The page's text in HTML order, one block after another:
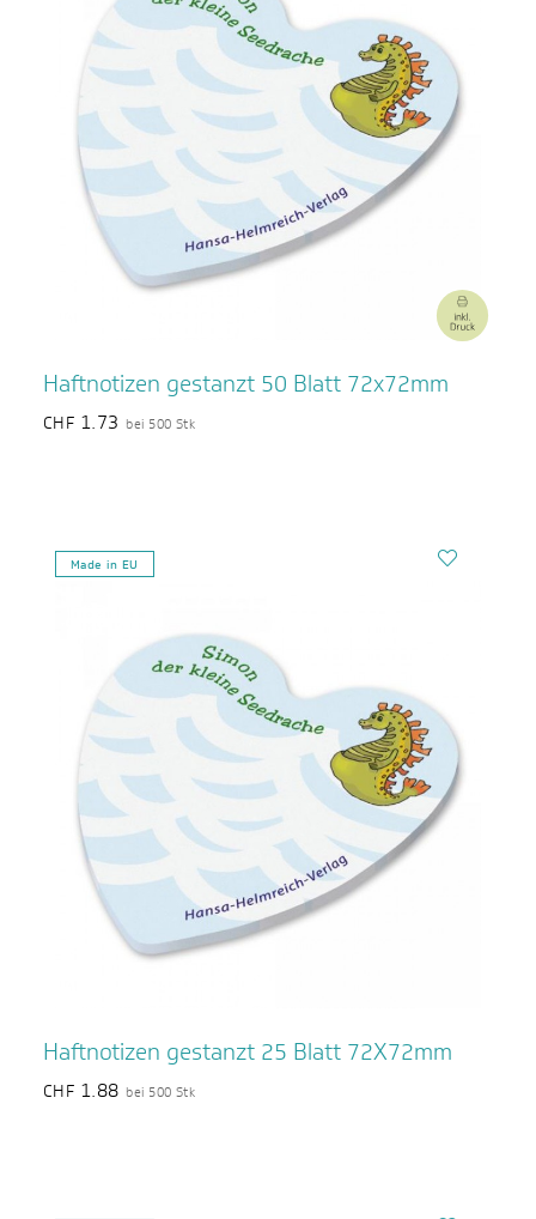
Haftnotizen gestanzt 50 Blatt 72x72mm
CHF 1.73 bei 500 Stk
Made in EU
Haftnotizen gestanzt 25 Blatt 72X72mm
CHF 1.88 bei 500 Stk